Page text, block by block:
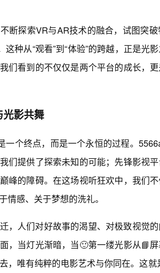
断探索VR与AR技术的融合，试图突
这种从“观看”到“体验”的跨越，正是光
们看到的不仅仅是两个平台的成长，
影共舞
一个终点，而是一个永恒的过程。
们提供了探索未知的可能；先锋影视
峰的障碍。在这场视听狂欢中，我们
情感、关于梦想的洗礼。
，人们对好故事的渴望、对极致视觉
，当灯光渐暗，当🙂第一缕光影从📘
，唯有纯粹的电影艺术与你同在。这